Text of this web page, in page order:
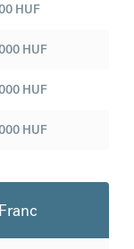
HUF
HUF
HUF
HUF